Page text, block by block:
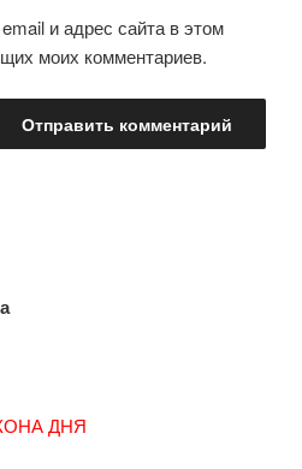
и адрес сайта в этом
моих комментариев.
ДНЯ